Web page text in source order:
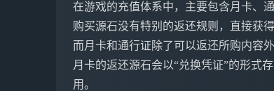
在游戏的充值体系中，主要包含月卡、
购买源石没有特别的返还规则，直接获得
而月卡和通行证除了可以返还所购内容
月卡的返还源石会以“兑换凭证”的形式
用。